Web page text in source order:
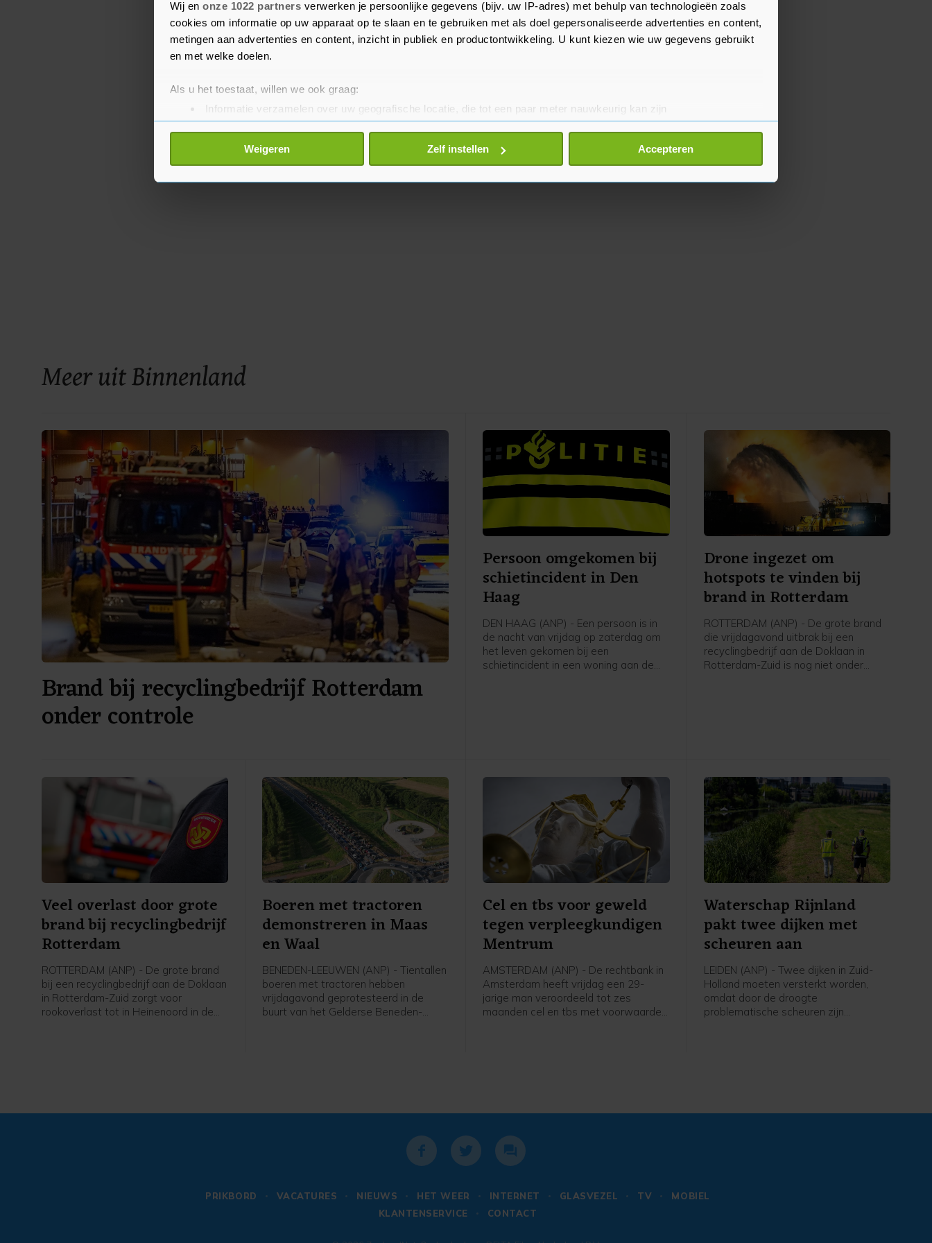
Wij en onze 1022 partners verwerken je persoonlijke gegevens (bijv. uw IP-adres) met behulp van technologieën zoals
cookies om informatie op uw apparaat op te slaan en te gebruiken met als doel gepersonaliseerde advertenties en content,
metingen aan advertenties en content, inzicht in publiek en productontwikkeling. U kunt kiezen wie uw gegevens gebruikt
en met welke doelen.
Als u het toestaat, willen we ook graag:
Informatie verzamelen over uw geografische locatie, die tot een paar meter nauwkeurig kan zijn
Uw apparaat identificeren door het actief te scannen op specifieke eigenschappen (fingerprinting)
Lees meer over hoe uw persoonlijke gegevens worden verwerkt en stel uw voorkeuren in het
detailgedeelte
toestemming op elk moment wijzigen of intrekken in de Cookieverklaring.
Weigeren Zelf instellen Accepteren
Coördinatiecentrum Patiëntenspreiding (LCPS) met
medische planners.
Meer uit Binnenland
Brand bij recyclingbedrijf Rotterdam
onder controle
Persoon omgekomen bij
schietincident in Den
Haag
DEN HAAG (ANP) - Een persoon is in
de nacht van vrijdag op zaterdag om
het leven gekomen bij een
schietincident in een woning aan de
Drone ingezet om
hotspots te vinden bij
brand in Rotterdam
ROTTERDAM (ANP) - De grote brand
die vrijdagavond uitbrak bij een
recyclingbedrijf aan de Doklaan in
Rotterdam-Zuid is nog niet onder
Veel overlast door grote
brand bij recyclingbedrijf
Rotterdam
ROTTERDAM (ANP) - De grote brand
bij een recyclingbedrijf aan de Doklaan
in Rotterdam-Zuid zorgt voor
rookoverlast tot in Heinenoord in de
Boeren met tractoren
demonstreren in Maas
en Waal
BENEDEN-LEEUWEN (ANP) - Tientallen
boeren met tractoren hebben
vrijdagavond geprotesteerd in de
buurt van het Gelderse Beneden-
Cel en tbs voor geweld
tegen verpleegkundigen
Mentrum
AMSTERDAM (ANP) - De rechtbank in
Amsterdam heeft vrijdag een 29-
jarige man veroordeeld tot zes
maanden cel en tbs met voorwaarden
Waterschap Rijnland
pakt twee dijken met
scheuren aan
LEIDEN (ANP) - Twee dijken in Zuid-
Holland moeten versterkt worden,
omdat door de droogte
problematische scheuren zijn
PRIKBORD VACATURES NIEUWS HET WEER INTERNET GLASVEZEL TV
MOBIEL
KLANTENSERVICE
CONTACT